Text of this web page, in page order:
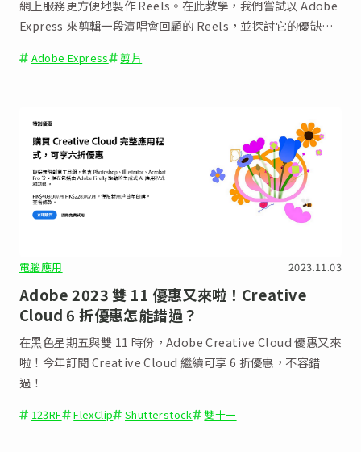
網上服務更方便地製作 Reels。在此教學，我們嘗試以 Adobe
Express 來剪輯一段演唱會回顧的 Reels，並探討它的優缺
Adobe Express 剪片
電腦應用 2023.11.03
Adobe 2023 雙 11 優惠又來啦！Creative
Cloud 6 折優惠怎能錯過？
在黑色星期五與雙 11 時份，Adobe Creative Cloud 優惠又來
啦！今年訂閱 Creative Cloud 繼續可享 6 折優惠，不容錯
過！
123RF FlexClip Shutterstock 雙十一